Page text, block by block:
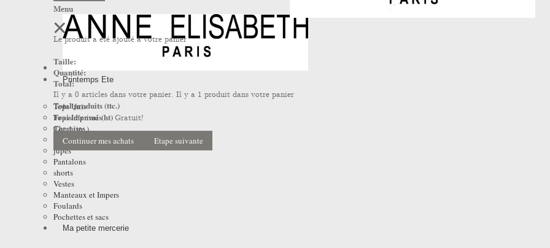
Le produit a été ajouté à votre panier
Taille:
Quantité:
Total:
Il y a 0 articles dans votre panier. Il y a 1 produit dans votre panier
Total produits (ttc.)
Frais d'envoi (ht)Gratuit!
Total (ttc.)
Continuer mes achats Etape suivante
Menu
Printemps Ete
Tops Unis
Tops Imprimés
Chemises
Robes
jupes
Pantalons
shorts
Vestes
Manteaux et Impers
Foulards
Pochettes et sacs
Ma petite mercerie